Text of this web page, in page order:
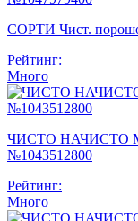
СОРТИ Чист.
Рейтинг:
Много
ЧИСТО НАЧИСТО
№1043512800
Рейтинг:
Много